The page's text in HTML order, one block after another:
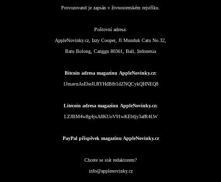
Provozovatel je zapsán v živnostenském rejstříku.
Poštovní adresa:
AppleNovinky.cz, Izzy Cooper, Jl Munduk Catu No.32,
Batu Bolong, Canggu 80361, Bali, Indonesia
Bitcoin adresa magazínu AppleNovinky.cz:
1JmavnAsEbeJLRYHdB8t1dZNQCykQHNEQ8
Litecoin adresa magazínu AppleNovinky.cz:
LZJBM4w8g4jxA8KUoV91wKEbfjy3afR4LW
PayPal příspěvek magazínu AppleNovinky.cz
Chcete se stát redaktorem?
info@applenovinky.cz